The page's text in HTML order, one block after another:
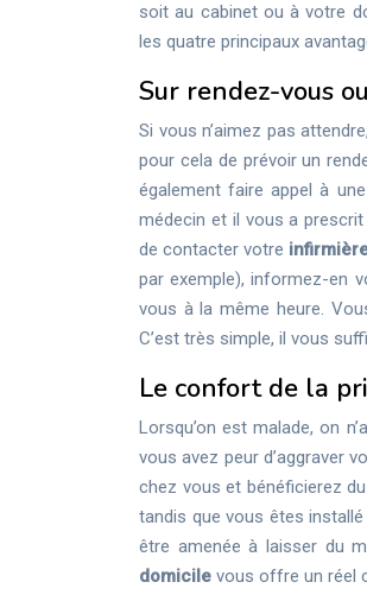
soit au cabinet ou à votre
les quatre principaux
Sur rendez-vous
Si vous n’aimez pas
pour cela de prévoir un
également faire appel à une
médecin et il vous a
de contacter votre
par exemple), informez-en
vous à la même heure.
C’est très simple, il vous
Le confort de la
Lorsqu’on est malade, on
vous avez peur d’aggraver
chez vous et bénéficierez
tandis que vous êtes
être amenée à laisser du
domicile vous offre un réel